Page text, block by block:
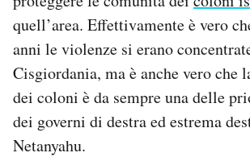
quell’area. Effettivamente è vero
anni le violenze si erano
Cisgiordania, ma è anche vero che
dei coloni è da sempre una delle
dei governi di destra ed estrema
Netanyahu.